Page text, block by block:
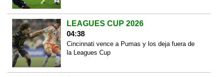
LEAGUES CUP 2026
04:38
Cincinnati vence a Pumas y los deja fuera de
la Leagues Cup